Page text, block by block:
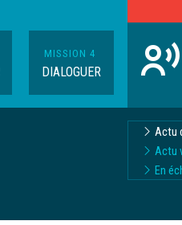
MISSION 4
DIALOGUER
Actu
Actu
En